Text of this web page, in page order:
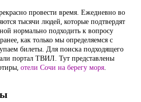
провести время. Ежедневно во
тысячи людей, которые подтвердят
нормально подходить к вопросу
как только мы определяемся с
билеты. Для поиска подходящего
портал ТВИЛ. Тут представлены
отели Сочи на берегу моря.